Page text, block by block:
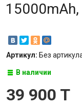
15000mAh,
Артикул: Без
В наличии
39 900 T